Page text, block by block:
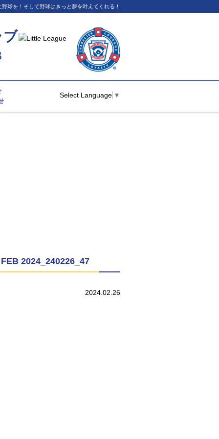
球を！そして野球はきっと夢を叶えてくれる！
ブ
Select Language ▼
2024_240226_47
2024.02.26